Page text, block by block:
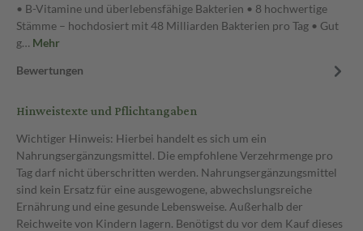
• B-Vitamine und überlebensfähige Bakterien • 8 hochwertige
Stämme – hochdosiert mit 48 Milliarden Bakterien pro Tag • Gut
g… Mehr
Bewertungen
Hinweistexte und Pflichtangaben
Wichtiger Hinweis: Hierbei handelt es sich um ein
Nahrungsergänzungsmittel. Die empfohlene Verzehrmenge pro
Tag darf nicht überschritten werden. Nahrungsergänzungsmittel
sind kein Ersatz für eine ausgewogene, abwechslungsreiche
Ernährung und eine gesunde Lebensweise. Außerhalb der
Reichweite von Kindern lagern. Benötigst du vor dem Kauf dieses